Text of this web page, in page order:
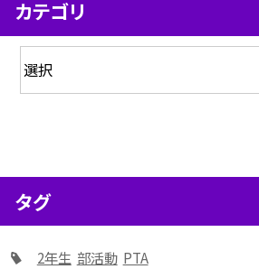
カテゴリ
タグ
2年生 部活動 PTA